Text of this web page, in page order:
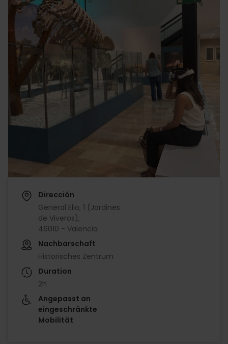
Dirección
General Elio, 1 (Jardines
de Viveros);
46010 - Valencia
Nachbarschaft
Historisches Zentrum
Duration
2h
Angepasst an
eingeschränkte
Mobilität